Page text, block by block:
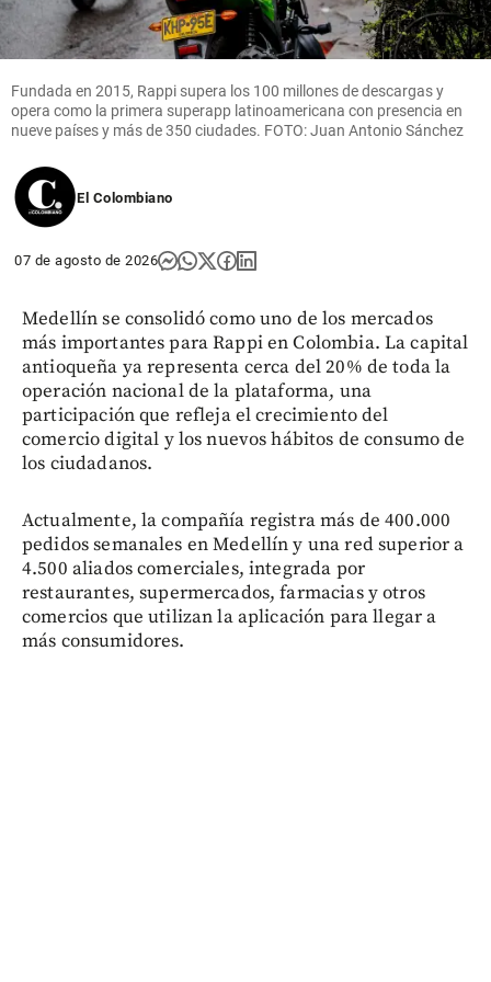
crecidas y
seguidas
share
Fundada en 2015, Rappi supera los 100 millones de descargas y
opera como la primera superapp latinoamericana con presencia en
nueve países y más de 350 ciudades. FOTO: Juan Antonio Sánchez
El Colombiano
07 de agosto de 2026
Medellín se consolidó como uno de los mercados
más importantes para Rappi en Colombia. La capital
antioqueña ya representa cerca del 20% de toda la
operación nacional de la plataforma, una
participación que refleja el crecimiento del
comercio digital y los nuevos hábitos de consumo de
los ciudadanos.
Actualmente, la compañía registra más de 400.000
pedidos semanales en Medellín y una red superior a
4.500 aliados comerciales, integrada por
restaurantes, supermercados, farmacias y otros
comercios que utilizan la aplicación para llegar a
más consumidores.